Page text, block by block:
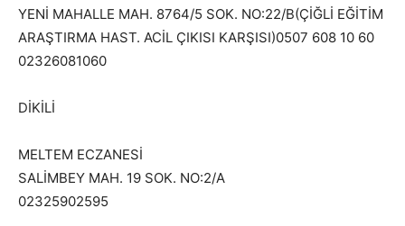
YENİ MAHALLE MAH. 8764/5 SOK. NO:22/B(ÇİĞLİ EĞİTİM
ARAŞTIRMA HAST. ACİL ÇIKISI KARŞISI)0507 608 10 60
02326081060
DİKİLİ
MELTEM ECZANESİ
SALİMBEY MAH. 19 SOK. NO:2/A
02325902595